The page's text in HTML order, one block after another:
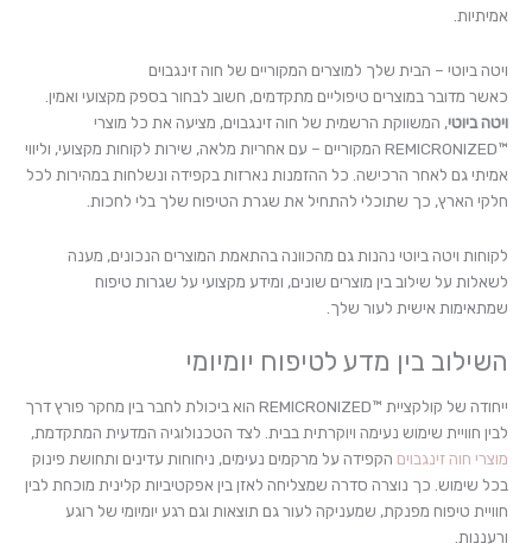
אמיתיות.
ויטה ביוטי – הבית שלך למוצרים המקוריים של חוה זינגבוים
כאשר מדובר במוצרים טיפוליים מתקדמים, חשוב לבחור בספק מקצועי ואמין.
ויטה ביוטי, המשווקת הרשמית של חוה זינגבוים, מציעה את כל מוצרי
™REMICRONIZED המקוריים – עם אחריות מלאה, שירות לקוחות מקצועי, וליווי
אמיתי גם לאחר הרכישה. כל ההזמנות נארזות בקפידה ונשלחות במהירות לכל
חלקי הארץ, כך שתוכלי להתחיל את שגרת הטיפוח שלך בלי לחכות.
לקוחות ויטה ביוטי נהנות גם מהכוונה בהתאמת המוצרים הנכונים, מענה
לשאלות על שילוב בין מוצרים שונים, ומידע מקצועי על שגרות טיפוח
שמתאימות אישית לעור שלך.
השילוב בין מדע לטיפוח יומיומי
ייחודה של קולקציית ™REMICRONIZED הוא ביכולת לחבר בין מחקר פורץ דרך
לבין חוויית שימוש נעימה ויוקרתית בבית. לצד הטכנולוגיה המדעית המתקדמת,
מוצרי חוה זינגבוים הקפידה על מרקמים נעימים, ניחוחות עדינים ותחושת פינוק
בכל שימוש. כך נוצרה סדרה שמצליחה לאזן בין אפקטיביות קלינית מוכחת לבין
חוויית טיפוח מפנקת, שמעניקה לעור גם תוצאות וגם רגע יומיומי של רוגע
ורעננות.